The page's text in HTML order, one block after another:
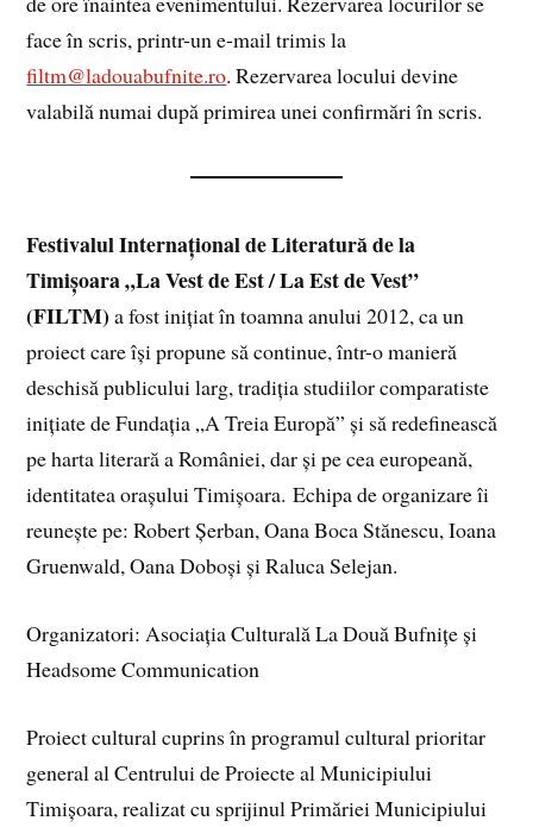
face în scris, printr-un e-mail trimis la
filtm@ladouabufnite.ro. Rezervarea locului devine
valabilă numai după primirea unei confirmări în scris.
Festivalul Internaţional de Literatură de la
Timişoara „La Vest de Est / La Est de Vest”
(FILTM) a fost inițiat în toamna anului 2012, ca un
proiect care îşi propune să continue, într-o manieră
deschisă publicului larg, tradiţia studiilor comparatiste
iniţiate de Fundaţia „A Treia Europă” şi să redefinească
pe harta literară a României, dar şi pe cea europeană,
identitatea oraşului Timişoara. Echipa de organizare îi
reunește pe: Robert Șerban, Oana Boca Stănescu, Ioana
Gruenwald, Oana Doboși și Raluca Selejan.
Organizatori: Asociația Culturală La Două Bufnițe și
Headsome Communication
Proiect cultural cuprins în programul cultural prioritar
general al Centrului de Proiecte al Municipiului
Timișoara, realizat cu sprijinul Primăriei Municipiului